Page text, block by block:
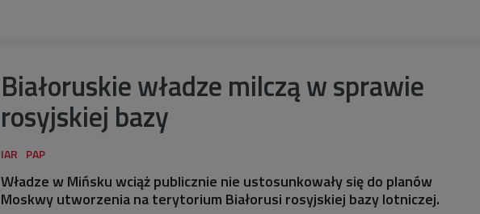
Białoruskie władze milczą w sprawie
rosyjskiej bazy
Władze w Mińsku wciąż publicznie nie ustosunkowały się do planów
Moskwy utworzenia na terytorium Białorusi rosyjskiej bazy lotniczej.